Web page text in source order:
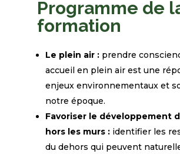
Programme de
formation
Le plein air : prendre
accueil en plein air est une
enjeux environnementaux et
notre époque.
Favoriser le développement
hors les murs :identifier les
du dehors qui peuvent